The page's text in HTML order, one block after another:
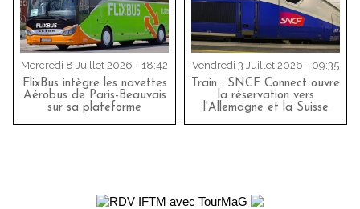
Mercredi 8 Juillet 2026 - 18:42
FlixBus intègre les navettes
Aérobus de Paris-Beauvais
sur sa plateforme
Vendredi 3 Juillet 2026 - 09:35
Train : SNCF Connect ouvre
la réservation vers
l'Allemagne et la Suisse